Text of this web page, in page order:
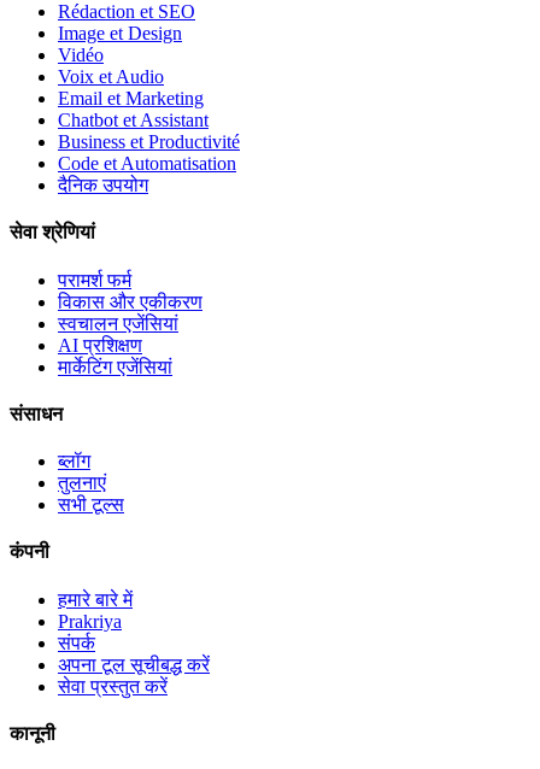
Rédaction et SEO
Image et Design
Vidéo
Voix et Audio
Email et Marketing
Chatbot et Assistant
Business et Productivité
Code et Automatisation
दैनिक उपयोग
सेवा श्रेणियां
परामर्श फर्म
विकास और एकीकरण
स्वचालन एजेंसियां
AI प्रशिक्षण
मार्केटिंग एजेंसियां
संसाधन
ब्लॉग
तुलनाएं
सभी टूल्स
कंपनी
हमारे बारे में
Prakriya
संपर्क
अपना टूल सूचीबद्ध करें
सेवा प्रस्तुत करें
कानूनी